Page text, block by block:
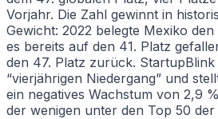
Vorjahr. Die Zahl gewinnt in
Gewicht: 2022 belegte Mexiko
es bereits auf den 41. Platz
den 47. Platz zurück. StartupBlink
“vierjährigen Niedergang” und
ein negatives Wachstum von 2,9
der wenigen unter den Top 50 der